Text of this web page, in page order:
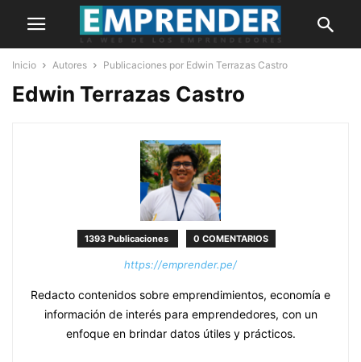
Inicio Autores Publicaciones por Edwin Terrazas Castro
Edwin Terrazas Castro
1393 Publicaciones 0 COMENTARIOS
https://emprender.pe/
Redacto contenidos sobre emprendimientos, economía e
información de interés para emprendedores, con un
enfoque en brindar datos útiles y prácticos.